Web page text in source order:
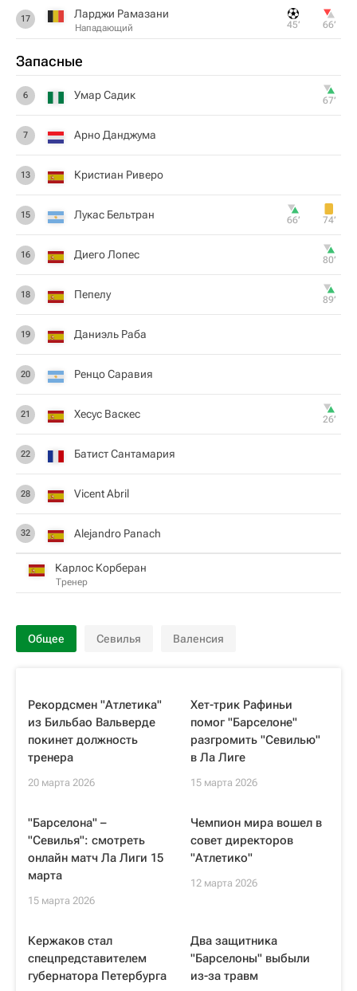
17 Ларджи Рамазани
Нападающий 45‎’‎ 66‎’‎
Запасные
6 Умар Садик 67‎’‎
7 Арно Данджума
13 Кристиан Риверо
15 Лукас Бельтран 66‎’‎ 74‎’‎
16 Диего Лопес 80‎’‎
18 Пепелу 89‎’‎
19 Даниэль Раба
20 Ренцо Саравия
21 Хесус Васкес 26‎’‎
22 Батист Сантамария
28 Vicent Abril
32 Alejandro Panach
Карлос Корберан
Тренер
Общее Севилья Валенсия
Рекордсмен "Атлетика"
из Бильбао Вальверде
покинет должность
тренера
20 марта 2026
Хет-трик Рафиньи
помог "Барселоне"
разгромить "Севилью"
в Ла Лиге
15 марта 2026
"Барселона" –
"Севилья": смотреть
онлайн матч Ла Лиги 15
марта
15 марта 2026
Чемпион мира вошел в
совет директоров
"Атлетико"
12 марта 2026
Кержаков стал
спецпредставителем
губернатора Петербурга
Два защитника
"Барселоны" выбыли
из-за травм